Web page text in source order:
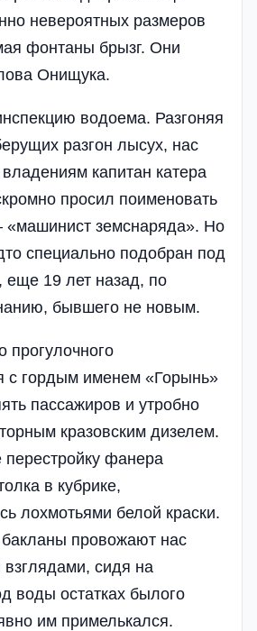
невероятных размеров
фонтаны брызг. Они
Онищука.
водоема. Разгоняя
разгон лысух, нас
капитан катера
просил поименовать
«машинист земснаряда». Но
специально подобран под
еще 19 лет назад, по
бывшего не новым.
прогулочного
с гордым именем «Горынь»
пассажиров и утробно
кразовским дизелем.
фанера
в кубрике,
лохмотьями белой краски.
провожают нас
сидя на
воды остатках былого
им примелькался.